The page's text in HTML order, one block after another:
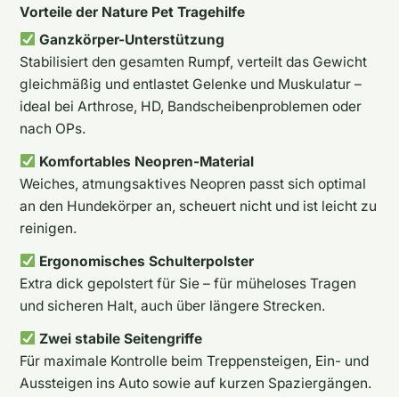
Vorteile der Nature Pet Tragehilfe
Ganzkörper-Unterstützung
Stabilisiert den gesamten Rumpf, verteilt das Gewicht
gleichmäßig und entlastet Gelenke und Muskulatur –
ideal bei Arthrose, HD, Bandscheibenproblemen oder
nach OPs.
Komfortables Neopren-Material
Weiches, atmungsaktives Neopren passt sich optimal
an den Hundekörper an, scheuert nicht und ist leicht zu
reinigen.
Ergonomisches Schulterpolster
Extra dick gepolstert für Sie – für müheloses Tragen
und sicheren Halt, auch über längere Strecken.
Zwei stabile Seitengriffe
Für maximale Kontrolle beim Treppensteigen, Ein- und
Aussteigen ins Auto sowie auf kurzen Spaziergängen.